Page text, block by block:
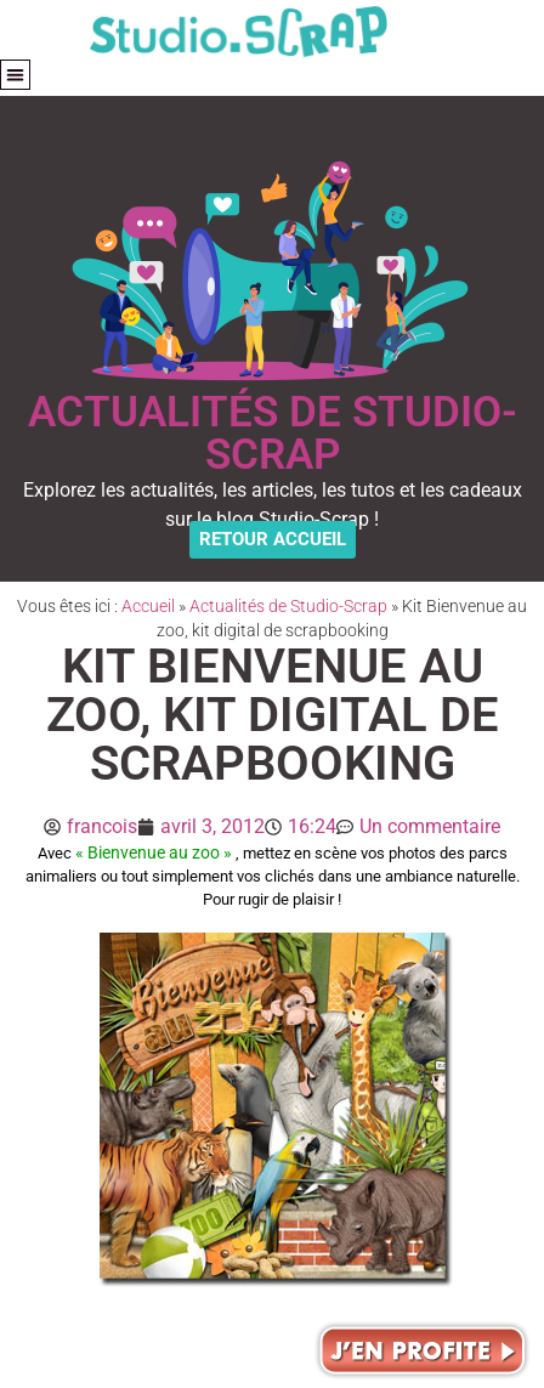
ACTUALITÉS DE STUDIO-
SCRAP
Explorez les actualités, les articles, les tutos et les cadeaux
sur le blog Studio-Scrap !
RETOUR ACCUEIL
Vous êtes ici : Accueil »Actualités de Studio-Scrap » Kit Bienvenue au
zoo, kit digital de scrapbooking
KIT BIENVENUE AU
ZOO, KIT DIGITAL DE
SCRAPBOOKING
francois avril 3, 2012 16:24 Un commentaire
Avec « Bienvenue au zoo » , mettez en scène vos photos des parcs
animaliers ou tout simplement vos clichés dans une ambiance naturelle.
Pour rugir de plaisir !